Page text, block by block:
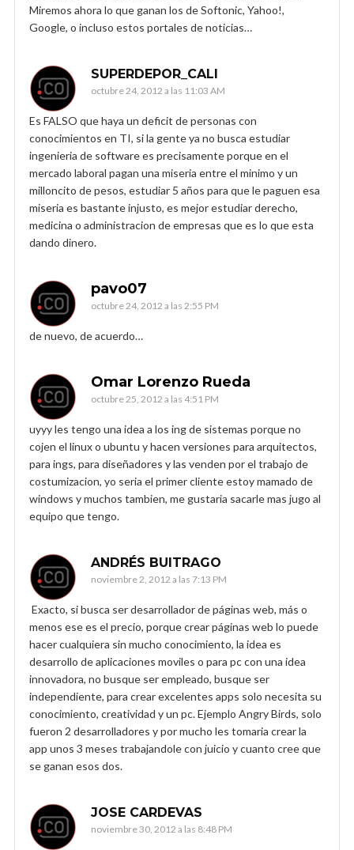
Miremos ahora lo que ganan los de Softonic, Yahoo!,
Google, o incluso estos portales de noticias…
SUPERDEPOR_CALI
octubre 24, 2012 a las 11:03 AM
Es FALSO que haya un deficit de personas con
conocimientos en TI, si la gente ya no busca estudiar
ingenieria de software es precisamente porque en el
mercado laboral pagan una miseria entre el minimo y un
milloncito de pesos, estudiar 5 años para que le paguen esa
miseria es bastante injusto, es mejor estudiar derecho,
medicina o administracion de empresas que es lo que esta
dando dinero.
pavo07
octubre 24, 2012 a las 2:55 PM
de nuevo, de acuerdo…
Omar Lorenzo Rueda
octubre 25, 2012 a las 4:51 PM
uyyy les tengo una idea a los ing de sistemas porque no
cojen el linux o ubuntu y hacen versiones para arquitectos,
para ings, para diseñadores y las venden por el trabajo de
costumizacion, yo seria el primer cliente estoy mamado de
windows y muchos tambien, me gustaria sacarle mas jugo al
equipo que tengo.
ANDRÉS BUITRAGO
noviembre 2, 2012 a las 7:13 PM
Exacto, si busca ser desarrollador de páginas web, más o
menos ese es el precio, porque crear páginas web lo puede
hacer cualquiera sin mucho conocimiento, la idea es
desarrollo de aplicaciones moviles o para pc con una idea
innovadora, no busque ser empleado, busque ser
independiente, para crear excelentes apps solo necesita su
conocimiento, creatividad y un pc. Ejemplo Angry Birds, solo
fueron 2 desarrolladores y por mucho les tomaria crear la
app unos 3 meses trabajandole con juicio y cuanto cree que
se ganan esos dos.
JOSE CARDEVAS
noviembre 30, 2012 a las 8:48 PM